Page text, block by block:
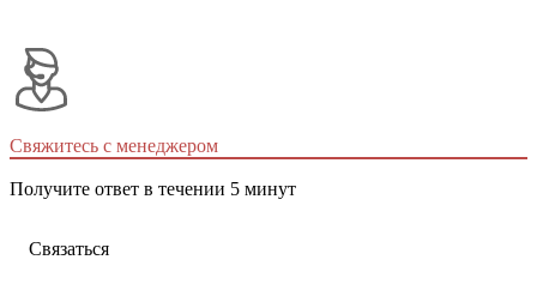
Свяжитесь с менеджером
Получите ответ в течении 5 минут
Связаться